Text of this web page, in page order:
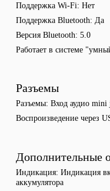
Поддержка Wi-Fi Нет
Поддержка Bluetooth
Да
Версия Bluetooth 5.0
Работает в системе
Разъемы
Разъемы Вход аудио mini
Воспроизведение через
Дополнительные
Индикация Индикация
аккумулятора